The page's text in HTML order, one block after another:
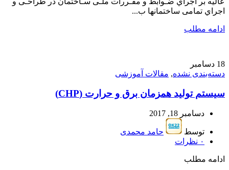
اجراي تمامی ساختمانها ب...
ادامه مطلب
18 دسامبر
دسته‌بندی نشده, مقالات آموزشی
سیستم تولید همزمان برق و حرارت (CHP)
دسامبر 18, 2017
توسط
حامد محمدی
۰ نظرات
ادامه مطلب